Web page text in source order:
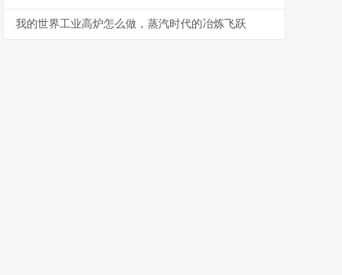
我的世界工业高炉怎么做，蒸汽时代的冶炼飞跃